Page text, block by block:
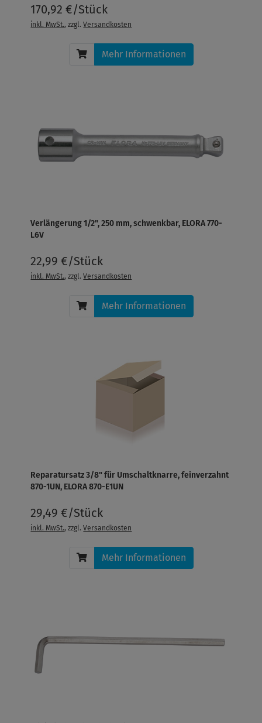
170,92 €/Stück
inkl. MwSt., zzgl.Versandkosten
Mehr Informationen
Verlängerung 1/2", 250 mm, schwenkbar, ELORA 770-
L6V
22,99 €/Stück
inkl. MwSt., zzgl.Versandkosten
Mehr Informationen
Reparatursatz 3/8" für Umschaltknarre, feinverzahnt
870-1UN, ELORA 870-E1UN
29,49 €/Stück
inkl. MwSt., zzgl.Versandkosten
Mehr Informationen